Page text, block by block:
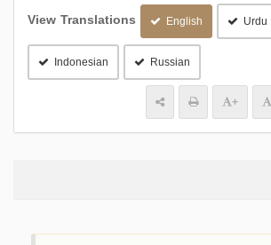
View Translations English Urdu
Indonesian Russian
+